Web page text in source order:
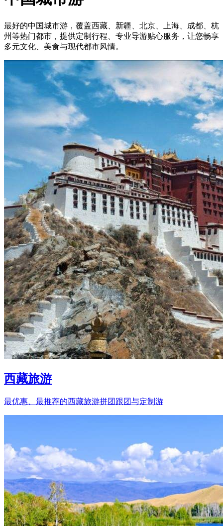
最好的中国城市游，覆盖西藏、新疆、北京、上海、成都、杭
州等热门都市，提供定制行程、专业导游贴心服务，让您畅享
多元文化、美食与现代都市风情。
西藏旅游
最优惠、最推荐的西藏旅游拼团跟团与定制游